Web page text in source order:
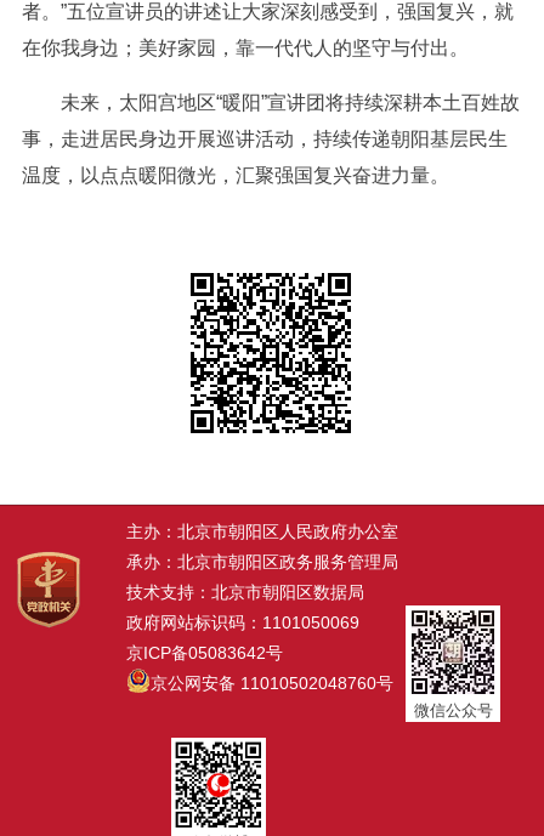
者。”五位宣讲员的讲述让大家深刻感受到，强国复兴，就
在你我身边；美好家园，靠一代代人的坚守与付出。
未来，太阳宫地区“暖阳”宣讲团将持续深耕本土百姓故
事，走进居民身边开展巡讲活动，持续传递朝阳基层民生
温度，以点点暖阳微光，汇聚强国复兴奋进力量。
主办：北京市朝阳区人民政府办公室
承办：北京市朝阳区政务服务管理局
技术支持：北京市朝阳区数据局
政府网站标识码：1101050069
京ICP备05083642号
京公网安备 11010502048760号
微信公众号